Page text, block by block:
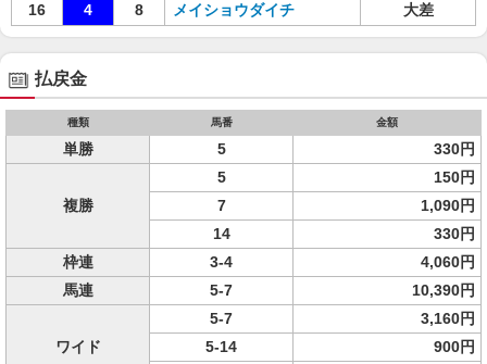
16
4 8 メイショウダイチ 大差
払戻金
種類 馬番 金額
単勝 5 330円
複勝
5
150円
7
1,090円
14
330円
枠連
3-4
4,060円
馬連
5-7 10,390円
ワイド
5-7
3,160円
5-14
900円